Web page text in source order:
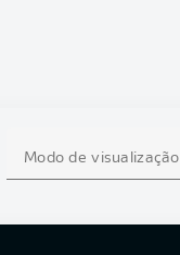
Modo de visualização